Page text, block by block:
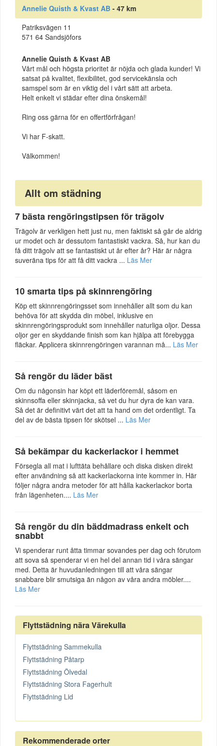
Annelie Quisth & Kvast AB - 47 km
Patriksvägen 11
571 64 Sandsjöfors
Annelie Quisth & Kvast AB
Vårt mål och högsta prioritet är nöjda och glada kunder! Vi
satsat på kvalitet, flexibilitet, god servicekänsla och
samspel som är en viktig del i vårt sätt att arbeta.
Helt enkelt vi städar efter dina önskemål!
Ring oss gärna för en offertförfrågan!
Vi har F-skatt.
Välkommen!
Allt om städning
7 bästa rengöringstipsen för trägolv
Trägolv är verkligen hett just nu, men faktiskt så går de aldrig
ur modet och är dessutom fantastiskt vackra. Så, hur kan du
få ditt trägolv att se fantastiskt ut år efter år? Här är några
suveräna tips för att få ditt vackra ... Läs Mer
10 smarta tips på skinnrengöring
Köp ett skinnrengöringsset som innehåller allt som du kan
behöva för att skydda din möbel, inklusive en
skinnrengöringsprodukt som innehåller naturliga oljor. Dessa
oljor ger en skyddande finish som kan hjälpa att förebygga
fläckar. Applicera skinnrengöringen varannan må... Läs Mer
Så rengör du läder bäst
Om du någonsin har köpt ett läderföremål, såsom en
skinnsoffa eller skinnjacka, så vet du hur dyra de kan vara.
Så det är definitivt värt det att ta hand om det ordentligt. Ta
del av de bästa tipsen för skötsel ... Läs Mer
Så bekämpar du kackerlackor i hemmet
Försegla all mat i lufttäta behållare och diska disken direkt
efter användning så att kackerlackorna inte kommer in. Här
följer några andra metoder för att hålla kackerlackor borta
från lägenheten.... Läs Mer
Så rengör du din bäddmadrass enkelt och
snabbt
Vi spenderar runt åtta timmar sovandes per dag och förutom
att sova så spenderar vi en hel del annan tid i våra sängar
med. Detta är huvudanledningen till att våra sängar
snabbare blir smutsiga än någon av våra andra möbler....
Läs Mer
Flyttstädning nära Värekulla
Flyttstädning Sammekulla
Flyttstädning Påtarp
Flyttstädning Ölvedal
Flyttstädning Stora Fagerhult
Flyttstädning Lid
Rekommenderade orter